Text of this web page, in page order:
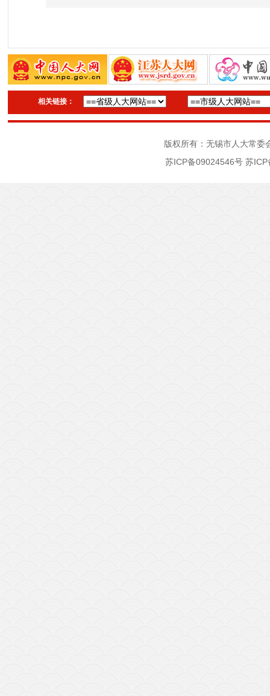
相关链接：
版权所有：无锡市人大常
苏ICP备09024546号 苏ICP